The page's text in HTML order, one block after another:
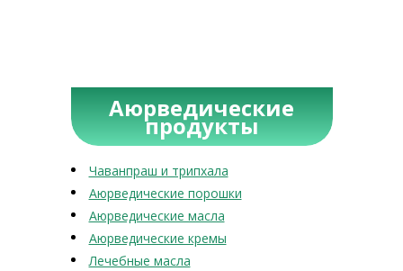
Аюрведические
продукты
Чаванпраш и трипхала
Аюрведические порошки
Аюрведические масла
Аюрведические кремы
Лечебные масла